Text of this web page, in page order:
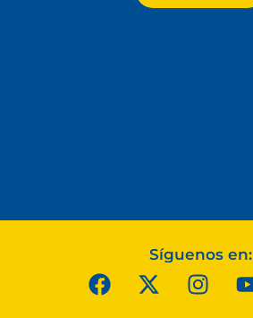
Síguenos en: